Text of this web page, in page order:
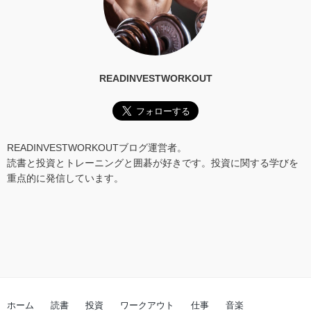
READINVESTWORKOUT
READINVESTWORKOUTブログ運営者。
読書と投資とトレーニングと囲碁が好きです。投資に関する学びを
重点的に発信しています。
ホーム 読書 投資 ワークアウト 仕事 音楽